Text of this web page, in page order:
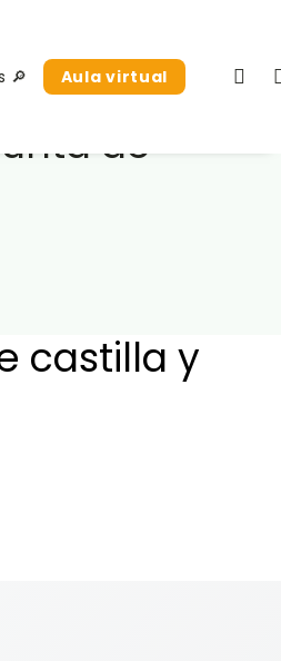
🔎 Aula virtual
de
castilla y